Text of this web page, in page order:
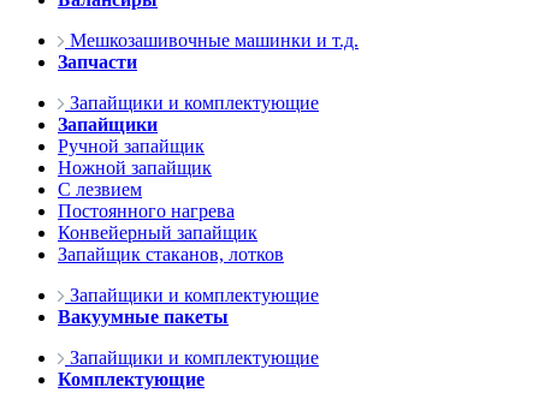
Мешкозашивочные машинки и т.д.
Запчасти
Запайщики и комплектующие
Запайщики
Ручной запайщик
Ножной запайщик
С лезвием
Постоянного нагрева
Конвейерный запайщик
Запайщик стаканов, лотков
Запайщики и комплектующие
Вакуумные пакеты
Запайщики и комплектующие
Комплектующие